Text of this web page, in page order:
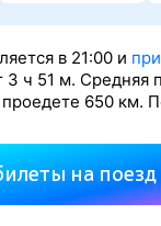
в 21:00 и
3 ч 51 м. Средняя
650 км.
на поезд